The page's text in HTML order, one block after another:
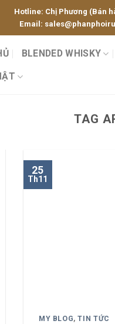
Hotline: Chị Phương (Bán
Email:
BLENDED WHISKY
TAG
25
Th11
MY BLOG,TIN TỨC